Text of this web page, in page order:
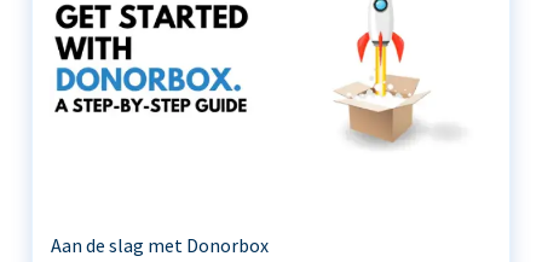
Aan de slag met Donorbox